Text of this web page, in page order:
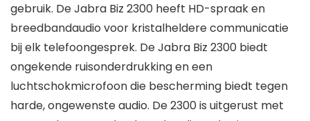
gebruik. De Jabra Biz 2300 heeft HD-spraak en
breedbandaudio voor kristalheldere communicatie
bij elk telefoongesprek. De Jabra Biz 2300 biedt
ongekende ruisonderdrukking en een
luchtschokmicrofoon die bescherming biedt tegen
harde, ongewenste audio. De 2300 is uitgerust met